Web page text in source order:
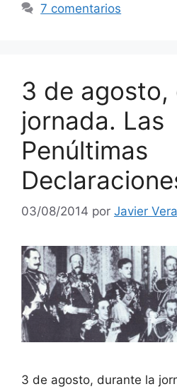
7 comentarios
3 de agosto,
jornada. Las
Penúltimas
03/08/2014 por Javier
3 de agosto, durante la